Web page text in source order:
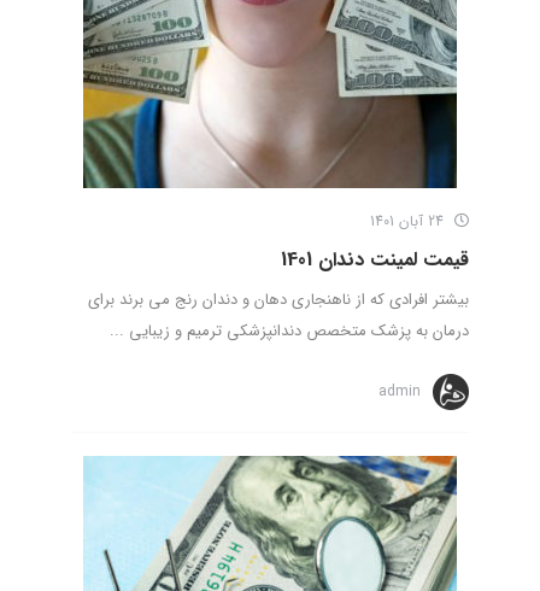
قیمت لمینت دندان 1401
بیشتر افرادی که از ناهنجاری دهان و دندان رنج می برند برای
درمان به پزشک متخصص دندانپزشکی ترمیم و زیبایی ...
admin